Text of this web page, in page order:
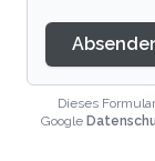
Dieses
Google